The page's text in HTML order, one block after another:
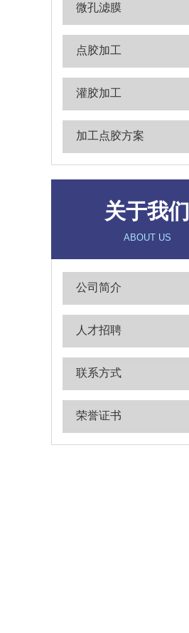
微孔滤膜
点胶加工
灌胶加工
加工点胶方案
关于我们
ABOUT US
公司简介
人才招聘
联系方式
荣誉证书